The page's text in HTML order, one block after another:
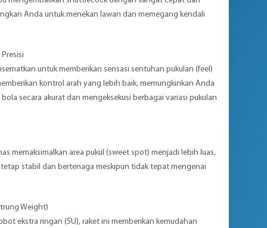
Anda untuk menekan lawan dan memegang kendali
untuk memberikan sensasi sentuhan pukulan (feel)
kontrol arah yang lebih baik, memungkinkan Anda
secara akurat dan mengeksekusi berbagai variasi pukulan
memaksimalkan area pukul (sweet spot) menjadi lebih luas,
stabil dan bertenaga meskipun tidak tepat mengenai
Weight)
ekstra ringan (5U), raket ini memberikan kemudahan